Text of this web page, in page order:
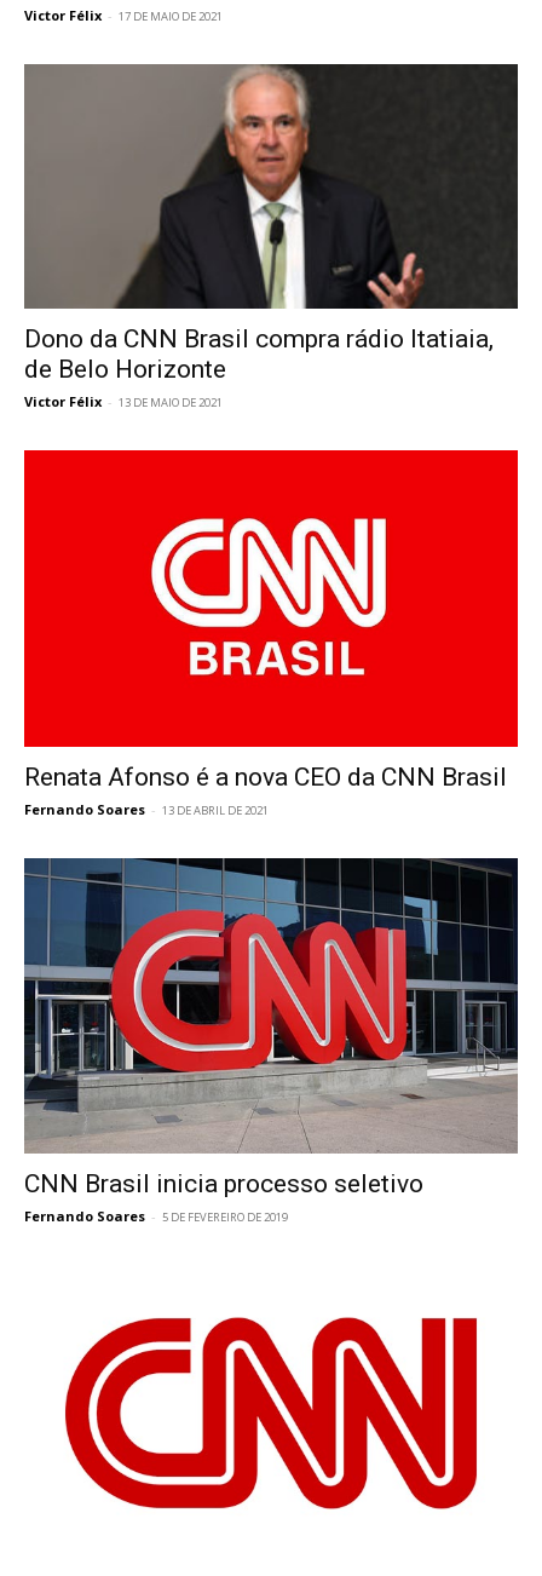
Victor Félix - 17 DE MAIO DE 2021
Dono da CNN Brasil compra rádio Itatiaia,
de Belo Horizonte
Victor Félix - 13 DE MAIO DE 2021
Renata Afonso é a nova CEO da CNN Brasil
Fernando Soares - 13 DE ABRIL DE 2021
CNN Brasil inicia processo seletivo
Fernando Soares - 5 DE FEVEREIRO DE 2019